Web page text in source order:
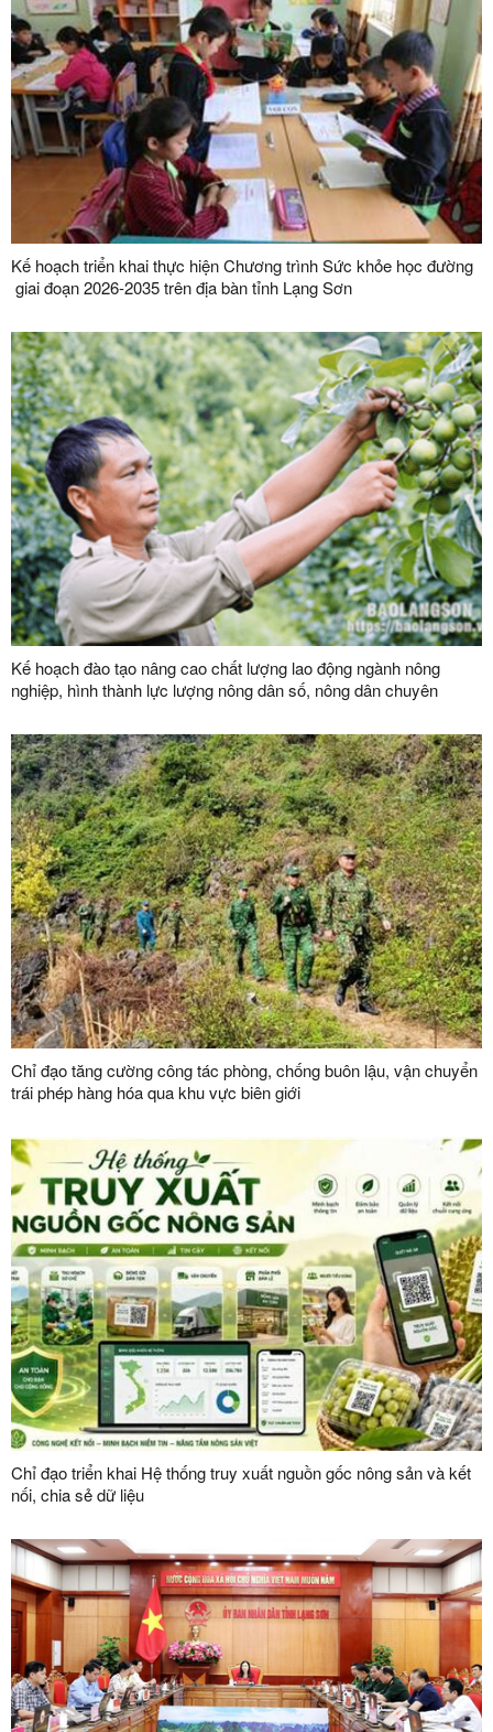
Kế hoạch triển khai thực hiện Chương trình Sức khỏe học đường
giai đoạn 2026-2035 trên địa bàn tỉnh Lạng Sơn
Kế hoạch đào tạo nâng cao chất lượng lao động ngành nông
nghiệp, hình thành lực lượng nông dân số, nông dân chuyên
năm 2026
Chỉ đạo tăng cường công tác phòng, chống buôn lậu, vận chuyển
trái phép hàng hóa qua khu vực biên giới
Chỉ đạo triển khai Hệ thống truy xuất nguồn gốc nông sản và kết
nối, chia sẻ dữ liệu